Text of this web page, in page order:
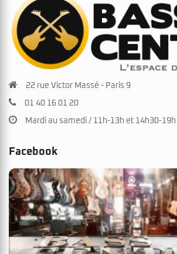
22 rue Victor Massé - Paris 9
01 40 16 01 20
Mardi au samedi / 11h-13h et 14h30-19h
Facebook